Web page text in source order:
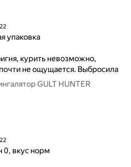
упаковка
курить невозможно,
не ощущается. Выбросила
GULT HUNTER
0, вкус норм